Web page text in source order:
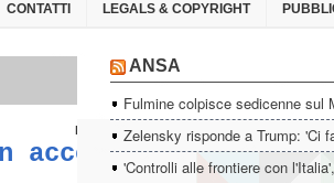
CONTATTI LEGALS & COPYRIGHT
ANSA
Fulmine colpisce sedicenne sul
Zelensky risponde a Trump: 'Ci
'Controlli alle frontiere con